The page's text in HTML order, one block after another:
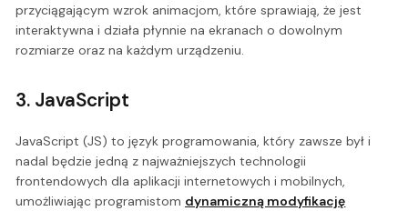
przyciągającym wzrok animacjom, które sprawiają, że jest
interaktywna i działa płynnie na ekranach o dowolnym
rozmiarze oraz na każdym urządzeniu.
3. JavaScript
JavaScript (JS) to język programowania, który zawsze był i
nadal będzie jedną z najważniejszych technologii
frontendowych dla aplikacji internetowych i mobilnych,
umożliwiając programistom dynamiczną modyfikację